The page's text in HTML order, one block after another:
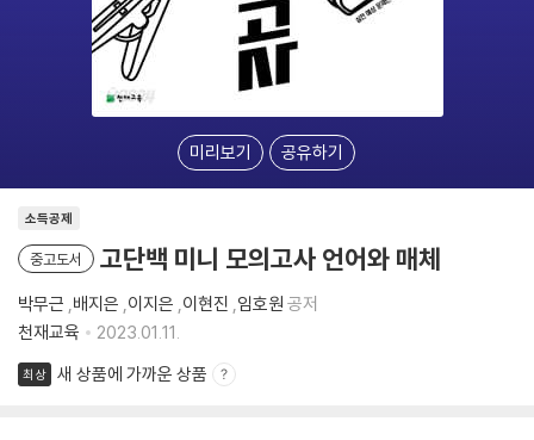
미리보기 공유하기
소득공제
중고도서 고단백 미니 모의고사 언어와 매체
박무근 ,배지은 ,이지은 ,이현진 ,임호원 공저
천재교육
2023.01.11.
최상 새 상품에 가까운 상품